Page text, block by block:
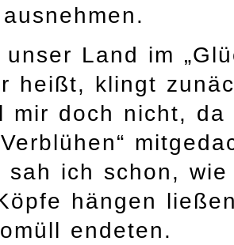
unser Land im
heißt, klingt
mir doch nicht, da
sah ich schon,
hängen
endeten.